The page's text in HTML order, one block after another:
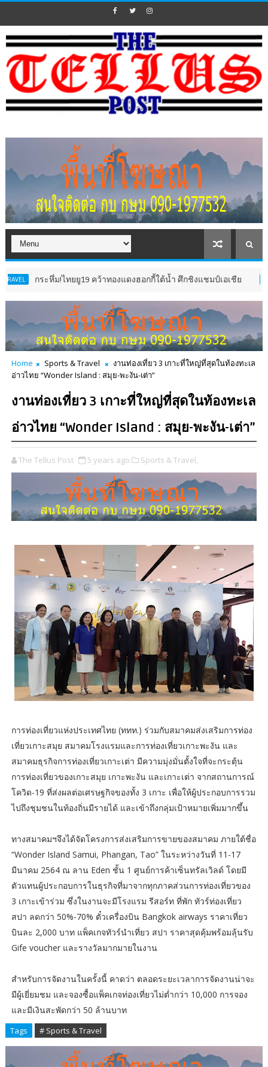
ระหึ่ม!ไทยยู19 คว้าทองแดงฮอกกี้ใต้น้ำ ศึกชิงแชมป์เอเชีย SPORTS &
Home Sports & Travel
งานท่องเที่ยว 3 เกาะที่ใหญ่ที่สุดในท้องทะเล
อ่าวไทย “Wonder Island : สมุย-พะงัน-เต่า”
งานท่องเที่ยว 3 เกาะที่ใหญ่ที่สุดในท้องทะเล
อ่าวไทย “Wonder Island : สมุย-พะงัน-เต่า”
The Tellus Post 5 years ago Sports & Travel,
การท่องเที่ยวแห่งประเทศไทย (ททท.) ร่วมกับสมาคมส่งเสริมการท่อง
เที่ยวเกาะสมุย สมาคมโรงแรมและการท่องเที่ยวเกาะพะงัน และ
สมาคมธุรกิจการท่องเที่ยวเกาะเต่า มีความมุ่งมั่นตั้งใจที่จะกระตุ้น
การท่องเที่ยวของเกาะสมุย เกาะพะงัน และเกาะเต่า จากสถานการณ์
โควิด-19 ที่ส่งผลต่อเศรษฐกิจของทั้ง 3 เกาะ เพื่อให้ผู้ประกอบการรวม
ไปถึงชุมชนในท้องถิ่นมีรายได้ และเข้าถึงกลุ่มเป้าหมายเพิ่มมากขึ้น
ทางสมาคมฯจึงได้จัดโครงการส่งเสริมการขายของสมาคม ภายใต้ชื่อ
“Wonder Island Samui, Phangan, Tao” ในระหว่างวันที่ 11-17
มีนาคม 2564 ณ ลาน Eden ชั้น 1 ศูนย์การค้าเซ็นทรัลเวิลด์ โดยมี
ตัวแทนผู้ประกอบการในธุรกิจที่มาจากทุกภาคส่วนการท่องเที่ยวของ
3 เกาะเข้าร่วม ซึ่งในงานจะมีโรงแรม รีสอร์ท ที่พัก ทัวร์ท่องเที่ยว
สปา ลดกว่า 50%-70% ตั๋วเครื่องบิน Bangkok airways ราคาเที่ยว
บินละ 2,000 บาท แพ็คเกจทัวร์นำเที่ยว สปา ราคาสุดคุ้มพร้อมลุ้นรับ
Gife voucher และรางวัลมากมายในงาน
สำหรับการจัดงานในครั้งนี้ คาดว่า ตลอดระยะเวลาการจัดงานน่าจะ
มีผู้เยี่ยมชม และจองซื้อแพ็คเกจท่องเที่ยวไม่ต่ำกว่า 10,000 การจอง
และมีเงินสะพัดกว่า 50 ล้านบาท
Tags # Sports & Travel